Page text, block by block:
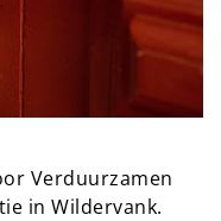
Verduurzamen
in Wildervank.